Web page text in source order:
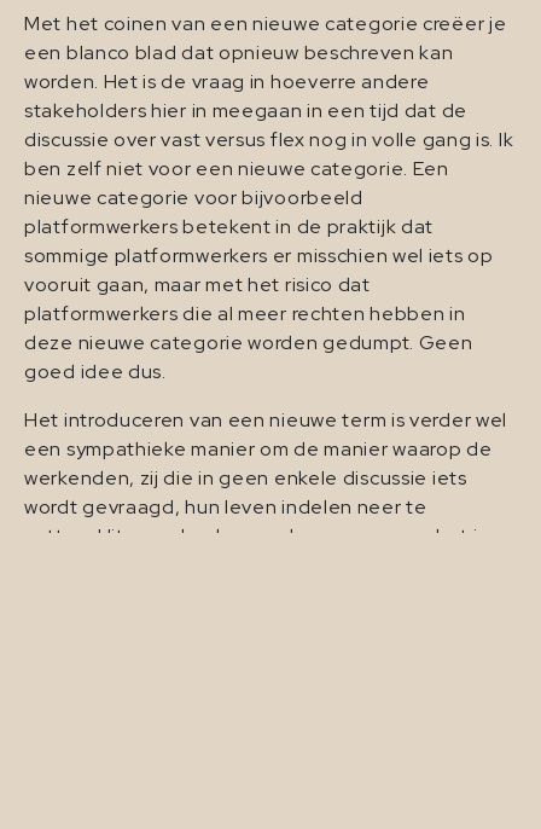
Met het coinen van een nieuwe categorie creëer je
een blanco blad dat opnieuw beschreven kan
worden. Het is de vraag in hoeverre andere
stakeholders hier in meegaan in een tijd dat de
discussie over vast versus flex nog in volle gang is. Ik
ben zelf niet voor een nieuwe categorie. Een
nieuwe categorie voor bijvoorbeeld
platformwerkers betekent in de praktijk dat
sommige platformwerkers er misschien wel iets op
vooruit gaan, maar met het risico dat
platformwerkers die al meer rechten hebben in
deze nieuwe categorie worden gedumpt. Geen
goed idee dus.
Het introduceren van een nieuwe term is verder wel
een sympathieke manier om de manier waarop de
werkenden, zij die in geen enkele discussie iets
wordt gevraagd, hun leven indelen neer te
zetten. Uiteraard gebaseerd op aannames: het is